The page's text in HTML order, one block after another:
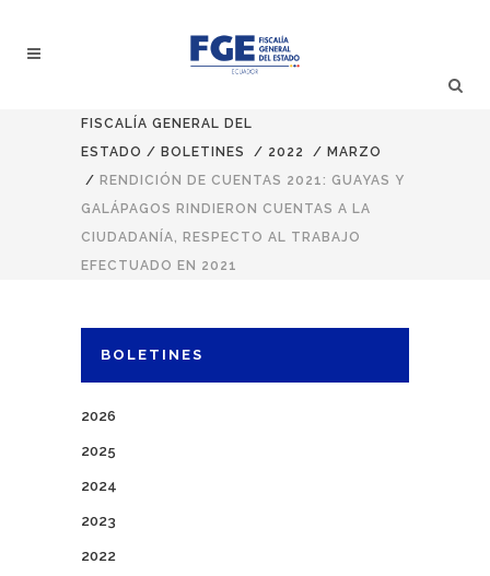
FISCALÍA GENERAL DEL
ESTADO / BOLETINES / 2022 / MARZO
/ RENDICIÓN DE CUENTAS 2021: GUAYAS Y
GALÁPAGOS RINDIERON CUENTAS A LA
CIUDADANÍA, RESPECTO AL TRABAJO
EFECTUADO EN 2021
BOLETINES
2026
2025
2024
2023
2022